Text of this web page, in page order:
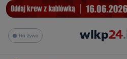
Na żywo